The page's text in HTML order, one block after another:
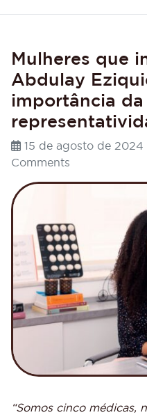
Mulheres que
Abdulay
importância da
15 de agosto de 2024
Comments
“Somos cinco médicas,